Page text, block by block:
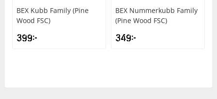
BEX Kubb Family (Pine
Wood FSC)
399kr
BEX Nummerkubb Family
(Pine Wood FSC)
349kr